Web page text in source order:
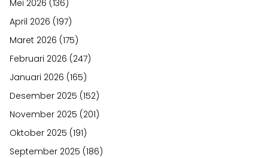
Mei 2026 (136)
April 2026 (197)
Maret 2026 (175)
Februari 2026 (247)
Januari 2026 (165)
Desember 2025 (152)
November 2025 (201)
Oktober 2025 (191)
September 2025 (186)